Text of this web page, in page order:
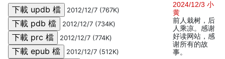
2012/12/7 (767K)
2012/12/7 (734K)
2012/12/7 (774K)
2012/12/7 (512K)
2024/12/3 小
黄
前人栽树，后
人乘凉。感谢
好读网站，感
谢所有的故
事。